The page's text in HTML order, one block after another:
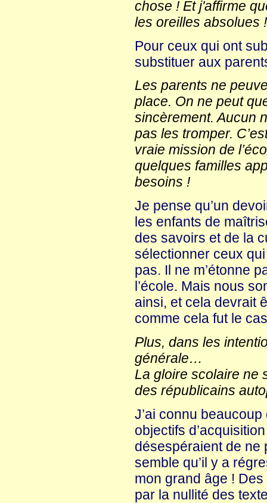
chose ! Et j'affirme
les oreilles absolues
Pour ceux qui ont
substituer aux
Les parents ne
place. On ne peut
sincèrement. Aucun
pas les tromper.
vraie mission de
quelques familles
besoins !
Je pense qu’un
les enfants de
des savoirs et de la
sélectionner ceux
pas. Il ne m’étonne
l’école. Mais nous
ainsi, et cela devrait
comme cela fut le
Plus, dans les
générale…
La gloire scolaire ne
des républicains
J’ai connu
objectifs
désespéraient de
semble qu’il y a
mon grand âge !
par la nullité des